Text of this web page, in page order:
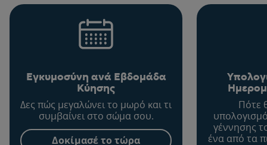
Εγκυμοσύνη ανά Εβδομάδα
Κύησης
Δες πώς μεγαλώνει το μωρό και τι
συμβαίνει στο σώμα σου.
Δοκίμασέ το τώρα
Πότε
γέννησης
ένα από τα